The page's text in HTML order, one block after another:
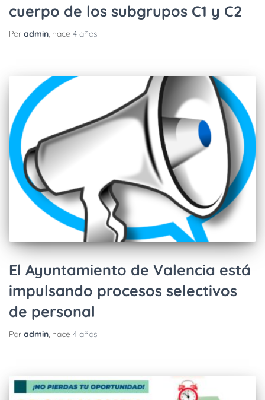
cuerpo de los subgrupos C1 y C2
Por admin, hace 4 años
El Ayuntamiento de Valencia está
impulsando procesos selectivos
de personal
Por admin, hace 4 años